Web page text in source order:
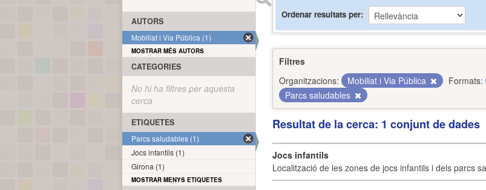
Ordenar resultats per
Filtres
Organitzacions:
Mobiliat i Via Pública Formats:
Parcs saludables
Resultat de la cerca: 1 conjunt de dades
Jocs infantils
Localització de les zones de jocs infantils i dels parcs
AUTORS
Mobiliat i Via Pública (1)
MOSTRAR MÉS AUTORS
CATEGORIES
No hi ha filtres per aquesta
cerca
ETIQUETES
Parcs saludables (1)
Jocs infantils (1)
Girona (1)
MOSTRAR MENYS ETIQUETES